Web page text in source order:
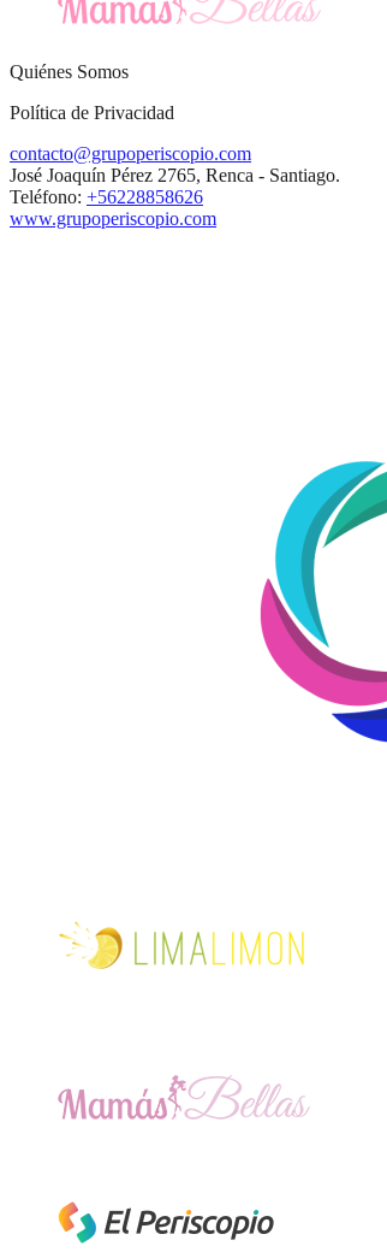
Quiénes Somos
Política de Privacidad
contacto@grupoperiscopio.com
José Joaquín Pérez 2765, Renca - Santiago.
Teléfono: +56228858626
www.grupoperiscopio.com